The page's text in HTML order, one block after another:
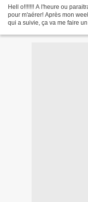
Hell o!!!!!!! A l'heure ou
pour m'aérer! Après mon
qui a suivie, ça va me faire